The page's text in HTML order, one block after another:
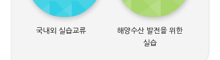
국내외 실습교류
해양수산 발전을 위한
실습